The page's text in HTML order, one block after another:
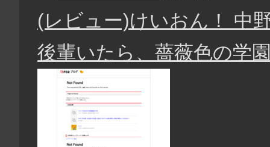
(レビュー)けいおん！ 中
後輩いたら、薔薇色の学